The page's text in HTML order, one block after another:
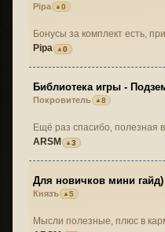
Pipa
0
Бонусы за комплект есть,
Pipa
0
Библиотека игры -
Покровитель
8
Ещё раз спасибо, полезная
ARSM
3
Для новичков мини гайд)
Князъ
5
Мысли полезные, плюс в